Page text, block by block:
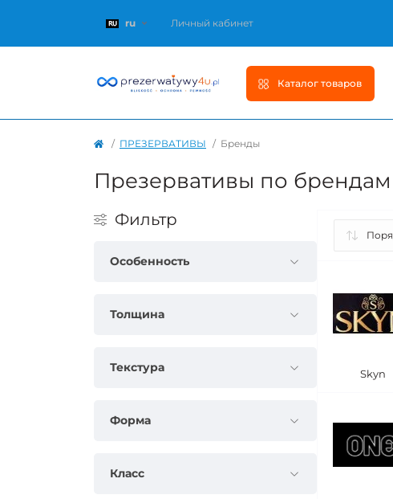
ru Личный кабинет
Каталог товаров
ПРЕЗЕРВАТИВЫ Бренды
Презервативы по брендам
Фильтр
Особенность
Толщина
Текстура
Форма
Класс
Skyn